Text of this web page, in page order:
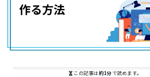
この記事は約1分で読めます。